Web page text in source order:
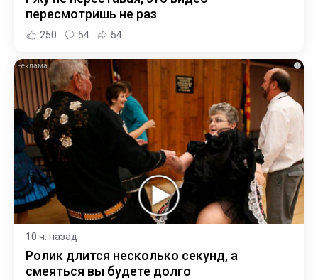
пересмотришь не раз
250 54 54
i
10 ч. назад
Ролик длится несколько секунд, а
смеяться вы будете долго